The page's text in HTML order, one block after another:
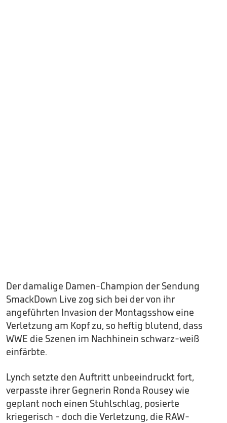
Der damalige Damen-Champion der Sendung
SmackDown Live zog sich bei der von ihr
angeführten Invasion der Montagsshow eine
Verletzung am Kopf zu, so heftig blutend, dass
WWE die Szenen im Nachhinein schwarz-weiß
einfärbte.
Lynch setzte den Auftritt unbeeindruckt fort,
verpasste ihrer Gegnerin Ronda Rousey wie
geplant noch einen Stuhlschlag, posierte
kriegerisch - doch die Verletzung, die RAW-